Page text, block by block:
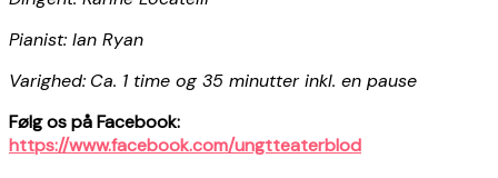
Pianist: Ian Ryan
Varighed: Ca. 1 time og 35 minutter inkl. en pause
Følg os på Facebook:
https://www.facebook.com/ungtteaterblod